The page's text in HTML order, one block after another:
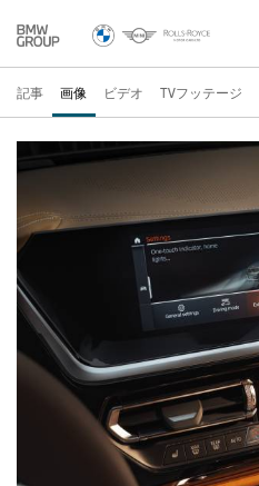
記事 画像 ビデオ TVフッテージ